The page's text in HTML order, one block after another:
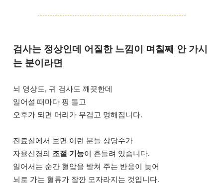
검사는 정상인데 어질한 느낌이 며칠째 안 가시
는 분이라면
뇌 영상도, 귀 검사도 깨끗한데
일어설 때마다 핑 돌고
오후가 되면 머리가 무겁고 멍해집니다.
진료실에서 보면 이런 분들 상당수가
자율신경의 조절 기능이 흔들려 있습니다.
일어서는 순간 혈압을 받쳐 주는 반응이 늦어
뇌로 가는 혈류가 잠깐 모자라지는 것입니다.